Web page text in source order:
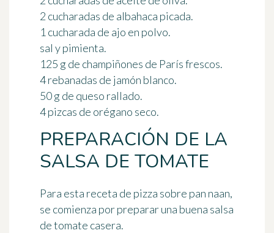
2 cucharadas de albahaca picada.
1 cucharada de ajo en polvo.
sal y pimienta.
125 g de champiñones de París frescos.
4 rebanadas de jamón blanco.
50 g de queso rallado.
4 pizcas de orégano seco.
PREPARACIÓN DE LA
SALSA DE TOMATE
Para esta receta de pizza sobre pan naan,
se comienza por preparar una buena salsa
de tomate casera.